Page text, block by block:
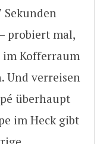
Sekunden
probiert mal,
im Kofferraum
Und verreisen
überhaupt
im Heck gibt